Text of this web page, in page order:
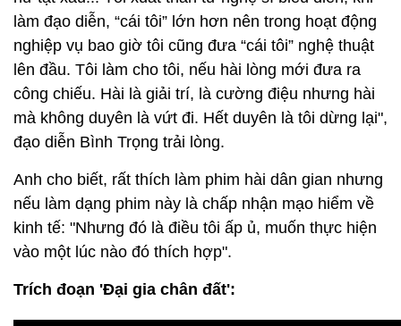
làm đạo diễn, “cái tôi” lớn hơn nên trong hoạt động
nghiệp vụ bao giờ tôi cũng đưa “cái tôi” nghệ thuật
lên đầu. Tôi làm cho tôi, nếu hài lòng mới đưa ra
công chiếu. Hài là giải trí, là cường điệu nhưng hài
mà không duyên là vứt đi. Hết duyên là tôi dừng lại",
đạo diễn Bình Trọng trải lòng.
Anh cho biết, rất thích làm phim hài dân gian nhưng
nếu làm dạng phim này là chấp nhận mạo hiểm về
kinh tế: "Nhưng đó là điều tôi ấp ủ, muốn thực hiện
vào một lúc nào đó thích hợp".
Trích đoạn 'Đại gia chân đất':